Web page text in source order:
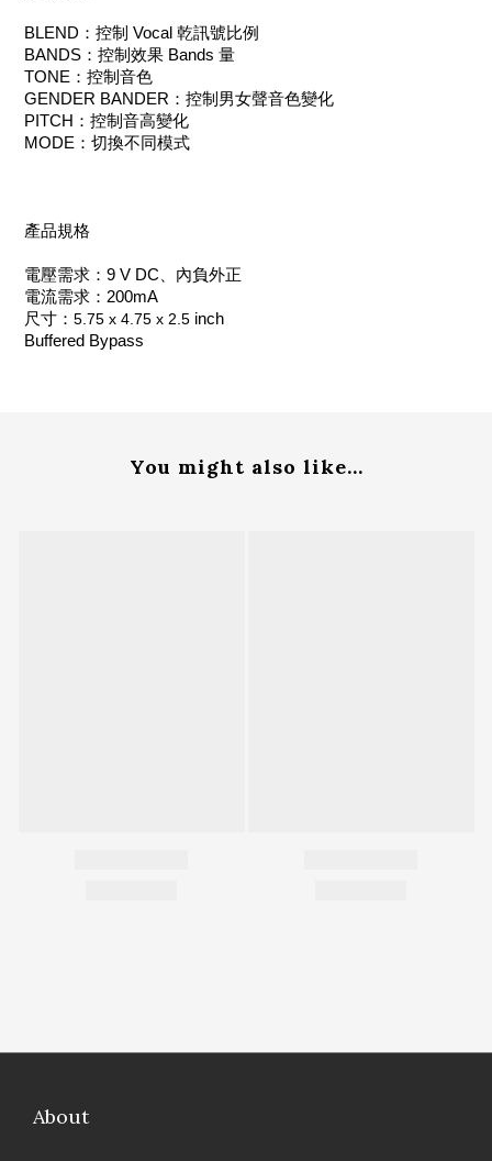
BLEND：控制 Vocal 乾訊號比例
BANDS：控制效果 Bands 量
TONE：控制音色
GENDER BANDER：控制男女聲音色變化
PITCH：控制音高變化
MODE：切換不同模式
產品規格
電壓需求：9 V DC、內負外正
電流需求：200mA
尺寸： 5.75 x 4.75 x 2.5 inch
Buffered Bypass
You might also like...
About